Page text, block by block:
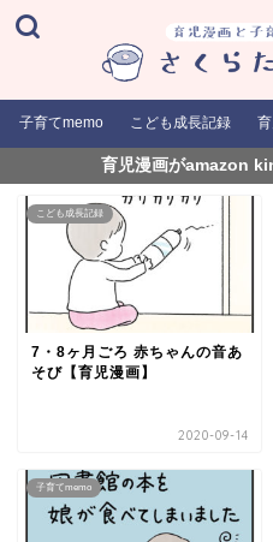
子育てmemo こども成長記録
育児漫画がamazon
こども成長記録
7・8ヶ月ごろ 赤ちゃんの音あ
そび【育児漫画】
2020-09-14
子育てmemo